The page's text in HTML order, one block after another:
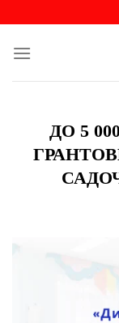
content
ДО 5